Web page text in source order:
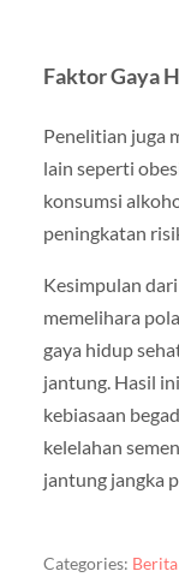
Faktor Gaya
Penelitian juga
lain seperti
konsumsi
peningkatan
Kesimpulan
memelihara
gaya hidup
jantung. Hasil
kebiasaan
kelelahan
jantung jangka
Categories: Berita